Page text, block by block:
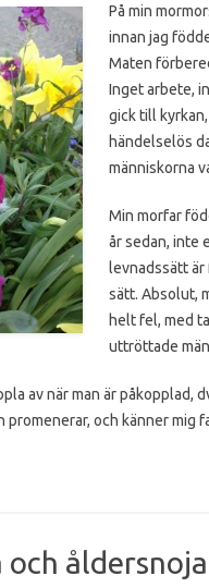
På min
innan jag
Maten
Inget arbete,
gick till
händelselös
människorna
Min morfar
år sedan, inte
levnadssätt
sätt. Absolut,
helt fel, med
uttröttade
av när man är påkopplad,
promenerar, och känner
och åldersnoja